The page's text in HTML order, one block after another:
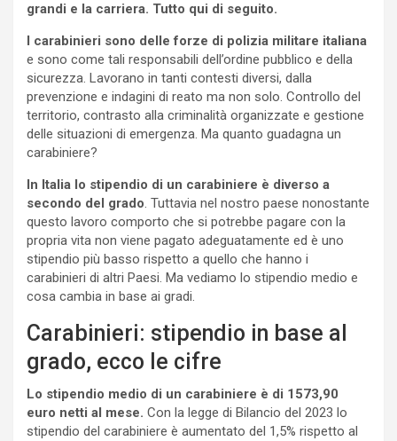
grandi e la carriera. Tutto qui di seguito.
I carabinieri sono delle forze di polizia militare italiana
e sono come tali responsabili dell’ordine pubblico e della
sicurezza. Lavorano in tanti contesti diversi, dalla
prevenzione e indagini di reato ma non solo. Controllo del
territorio, contrasto alla criminalità organizzate e gestione
delle situazioni di emergenza. Ma quanto guadagna un
carabiniere?
In Italia lo stipendio di un carabiniere è diverso a
secondo del grado. Tuttavia nel nostro paese nonostante
questo lavoro comporto che si potrebbe pagare con la
propria vita non viene pagato adeguatamente ed è uno
stipendio più basso rispetto a quello che hanno i
carabinieri di altri Paesi. Ma vediamo lo stipendio medio e
cosa cambia in base ai gradi.
Carabinieri: stipendio in base al
grado, ecco le cifre
Lo stipendio medio di un carabiniere è di 1573,90
euro netti al mese. Con la legge di Bilancio del 2023 lo
stipendio del carabiniere è aumentato del 1,5% rispetto al